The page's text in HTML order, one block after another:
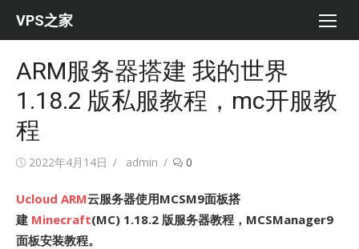
VPS之家
ARM服务器搭建 我的世界
1.18.2 版私服教程，mc开服教
程
Posted
2022年4月14日 Author
admin 0
Ucloud ARM云服务器使用MCSM9面板搭
建 Minecraft(MC) 1.18.2 版服务器教程，MCSManager9
面板安装教程。